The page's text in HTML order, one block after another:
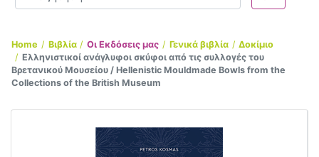
Home Βιβλία Οι Εκδόσεις μας Γενικά βιβλία
Δοκίμιο
Ελληνιστικοί ανάγλυφοι σκύφοι από τις συλλογές του
Βρετανικού Μουσείου / Hellenistic Mouldmade Bowls from the
Collections of the British Museum